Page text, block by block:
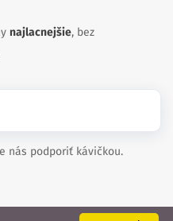
najlacnejšie, bez
nás podporiť kávičkou.